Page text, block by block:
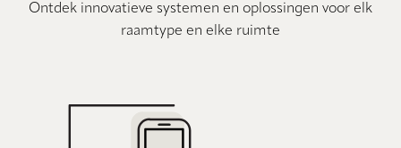
Ontdek innovatieve systemen en oplossingen voor elk
raamtype en elke ruimte